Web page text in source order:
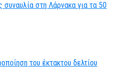
στη Λάρνακα για τα 50
του έκτακτου δελτίου